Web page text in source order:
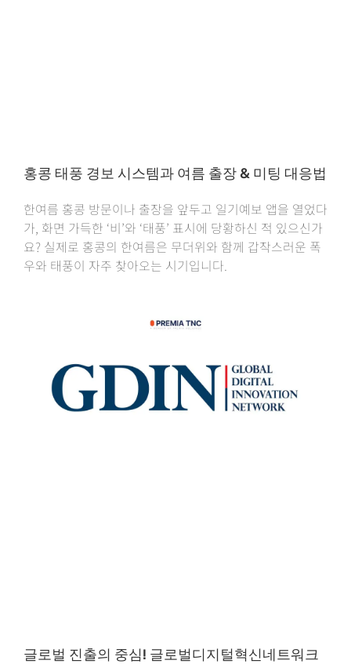
홍콩 태풍 경보 시스템과 여름 출장 & 미팅 대응법
한여름 홍콩 방문이나 출장을 앞두고 일기예보 앱을 열었다
가, 화면 가득한 ‘비’와 ‘태풍’ 표시에 당황하신 적 있으신가
요? 실제로 홍콩의 한여름은 무더위와 함께 갑작스러운 폭
우와 태풍이 자주 찾아오는 시기입니다.
글로벌 진출의 중심! 글로벌디지털혁신네트워크